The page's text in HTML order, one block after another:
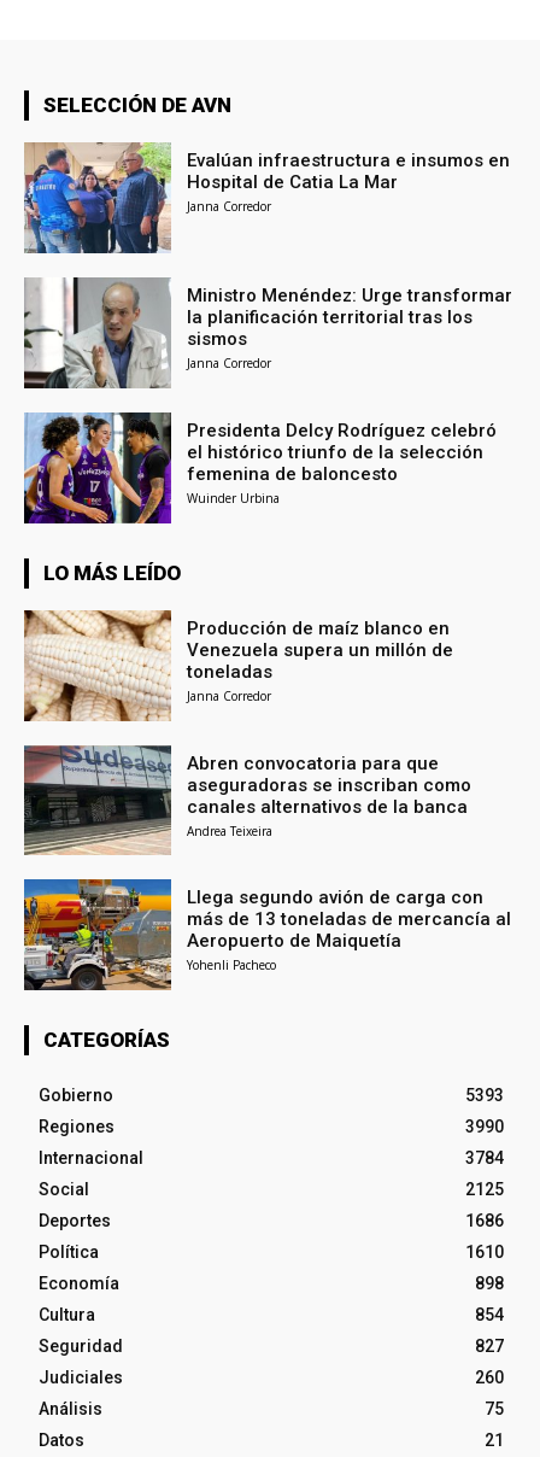
SELECCIÓN DE AVN
Evalúan infraestructura e insumos en
Hospital de Catia La Mar
Janna Corredor
Ministro Menéndez: Urge transformar
la planificación territorial tras los
sismos
Janna Corredor
Presidenta Delcy Rodríguez celebró
el histórico triunfo de la selección
femenina de baloncesto
Wuinder Urbina
LO MÁS LEÍDO
Producción de maíz blanco en
Venezuela supera un millón de
toneladas
Janna Corredor
Abren convocatoria para que
aseguradoras se inscriban como
canales alternativos de la banca
Andrea Teixeira
Llega segundo avión de carga con
más de 13 toneladas de mercancía al
Aeropuerto de Maiquetía
Yohenli Pacheco
CATEGORÍAS
Gobierno
5393
Regiones
3990
Internacional
3784
Social
2125
Deportes
1686
Política
1610
Economía
898
Cultura
854
Seguridad
827
Judiciales
260
Análisis
75
Datos
21